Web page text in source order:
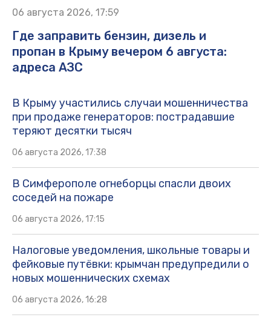
06 августа 2026, 17:59
Где заправить бензин, дизель и
пропан в Крыму вечером 6 августа:
адреса АЗС
В Крыму участились случаи мошенничества
при продаже генераторов: пострадавшие
теряют десятки тысяч
06 августа 2026, 17:38
В Симферополе огнеборцы спасли двоих
соседей на пожаре
06 августа 2026, 17:15
Налоговые уведомления, школьные товары и
фейковые путёвки: крымчан предупредили о
новых мошеннических схемах
06 августа 2026, 16:28